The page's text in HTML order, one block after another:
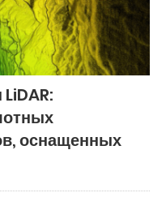
оснащенных